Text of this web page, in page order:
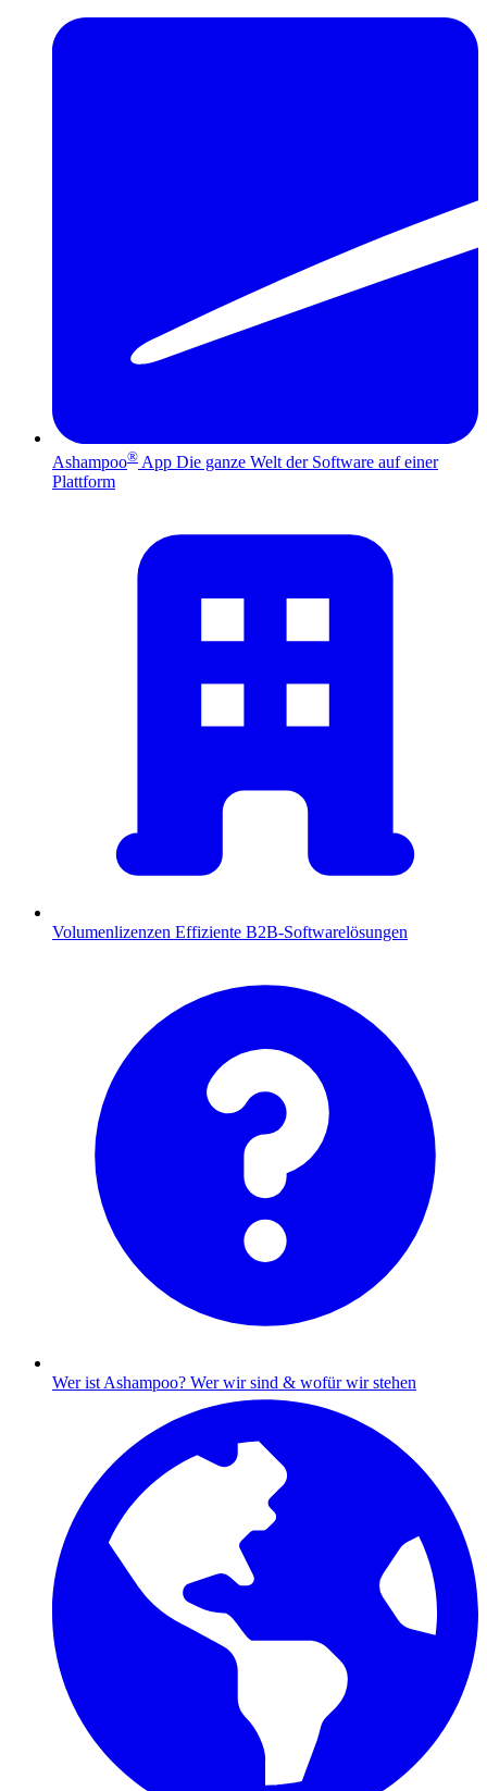
Ashampoo® App Die ganze Welt der Software auf einer
Plattform
Volumenlizenzen Effiziente B2B-Softwarelösungen
Wer ist Ashampoo? Wer wir sind & wofür wir stehen